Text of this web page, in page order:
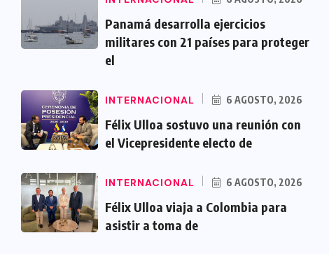
Panamá desarrolla ejercicios
militares con 21 países para proteger
el
INTERNACIONAL 6 AGOSTO, 2026
Félix Ulloa sostuvo una reunión con
el Vicepresidente electo de
INTERNACIONAL 6 AGOSTO, 2026
Félix Ulloa viaja a Colombia para
asistir a toma de